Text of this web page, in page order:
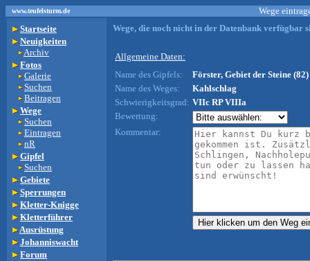
www.teufelsturm.de
Wege
Startseite
Neuigkeiten
Archiv
Fotos
Galerie
Suchen
Beitragen
Wege
Suchen
Eintragen
nR
Gipfel
Suchen
Gebiete
Sperrungen
Kletter-Knigge
Kletterführer
Ausrüstung
Johanniswacht
Forum
Wege, die noch nicht in der Datenbank verfügbar
Allgemeine Daten:
Name des Gipfels:
Förster, Gebiet der Steine (82)
Name des Weges:
Kahlschlag
Schwierigkeitsgrad: VIIc RP VIIIa
Bewertung:
Kommentar: